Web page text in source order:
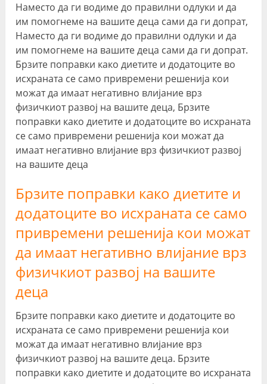
Наместо да ги водиме до правилни одлуки и да
им помогнеме на вашите деца сами да ги допрат,
Наместо да ги водиме до правилни одлуки и да
им помогнеме на вашите деца сами да ги допрат.
Брзите поправки како диетите и додатоците во
исхраната се само привремени решенија кои
можат да имаат негативно влијание врз
физичкиот развој на вашите деца, Брзите
поправки како диетите и додатоците во исхраната
се само привремени решенија кои можат да
имаат негативно влијание врз физичкиот развој
на вашите деца
Брзите поправки како диетите и
додатоците во исхраната се само
привремени решенија кои можат
да имаат негативно влијание врз
физичкиот развој на вашите
деца
Брзите поправки како диетите и додатоците во
исхраната се само привремени решенија кои
можат да имаат негативно влијание врз
физичкиот развој на вашите деца. Брзите
поправки како диетите и додатоците во исхраната